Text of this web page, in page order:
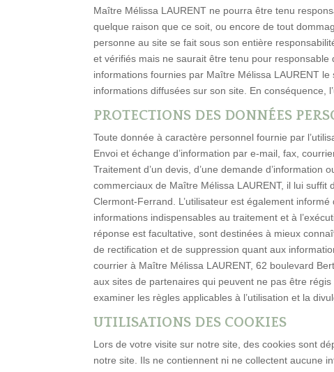
Maître Mélissa LAURENT ne pourra être tenu
quelque raison que ce soit, ou encore de tout
personne au site se fait sous son entière
et vérifiés mais ne saurait être tenu pour
informations fournies par Maître Mélissa LAURENT
informations diffusées sur son site. En conséquence,
PROTECTIONS DES DONNÉES
Toute donnée à caractère personnel fournie par
Envoi et échange d’information par e-mail, fax,
Traitement d’un devis, d’une demande
commerciaux de Maître Mélissa LAURENT, il lui
Clermont-Ferrand. L’utilisateur est également
informations indispensables au traitement et à
réponse est facultative, sont destinées à mieux
de rectification et de suppression quant aux
courrier à Maître Mélissa LAURENT, 62 boulevard
aux sites de partenaires qui peuvent ne pas être
examiner les règles applicables à l’utilisation et la
UTILISATIONS DES COOKIES
Lors de votre visite sur notre site, des cookies sont
notre site. Ils ne contiennent ni ne collectent aucune